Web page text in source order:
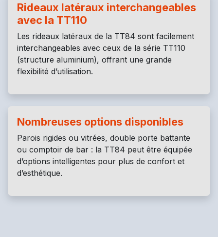
Rideaux latéraux interchangeables
avec la TT110
Les rideaux latéraux de la TT84 sont facilement
interchangeables avec ceux de la série TT110
(structure aluminium), offrant une grande
flexibilité d’utilisation.
Nombreuses options disponibles
Parois rigides ou vitrées, double porte battante
ou comptoir de bar : la TT84 peut être équipée
d’options intelligentes pour plus de confort et
d’esthétique.